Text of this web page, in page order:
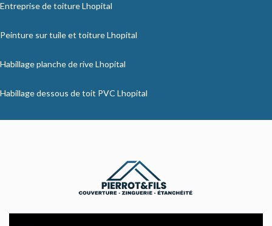
Entreprise de toiture Lhopital
Peinture sur tuile et toiture Lhopital
Habillage planche de rive Lhopital
Habillage dessous de toit PVC Lhopital